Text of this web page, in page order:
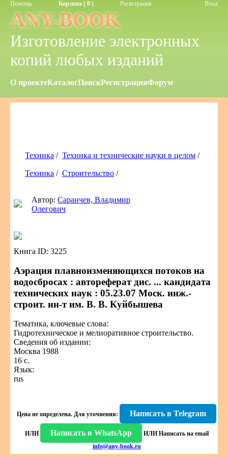
Помощь Корзина ( 0 ) Регистрация Вход
ANY-BOOK
Изготовление электронных
копий любых изданий
О проектеКаталогПоискРегистрацияФорум
Техника / Техника и технические науки в целом /
Техника / Строительство /
Автор:Саранчев, Владимир
Олегович
Книга ID: 3225
Аэрация плавноизменяющихся потоков на
водосбросах : автореферат дис. ... кандидата
технических наук : 05.23.07 Моск. инж.-
строит. ин-т им. В. В. Куйбышева
Тематика, ключевые слова:
Гидротехническое и мелиоративное строительство.
Сведения об издании:
Москва 1988
16 с.
Язык:
rus
Цена не определена. Для уточнения: Написать в Telegram
ИЛИ Написать в WhatsApp ИЛИ Написать на email
info@any-book.ru